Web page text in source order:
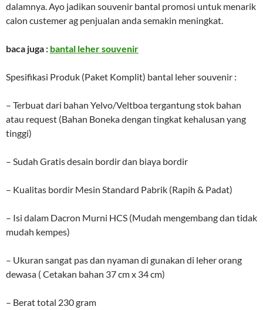
dalamnya. Ayo jadikan souvenir bantal promosi untuk menarik
calon custemer ag penjualan anda semakin meningkat.
baca juga : bantal leher souvenir
Spesifikasi Produk (Paket Komplit) bantal leher souvenir :
– Terbuat dari bahan Yelvo/Veltboa tergantung stok bahan
atau request (Bahan Boneka dengan tingkat kehalusan yang
tinggi)
– Sudah Gratis desain bordir dan biaya bordir
– Kualitas bordir Mesin Standard Pabrik (Rapih & Padat)
– Isi dalam Dacron Murni HCS (Mudah mengembang dan tidak
mudah kempes)
– Ukuran sangat pas dan nyaman di gunakan di leher orang
dewasa ( Cetakan bahan 37 cm x 34 cm)
– Berat total 230 gram